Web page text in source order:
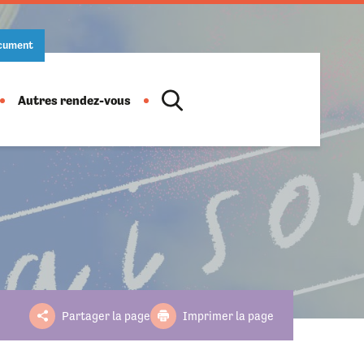
Location de salles
Action culturelle
Informations pratiques
Ludothèque
Horaires
Autres rendez-vous
Salon des artistes
Fête de la musique
Partager la page Imprimer la page